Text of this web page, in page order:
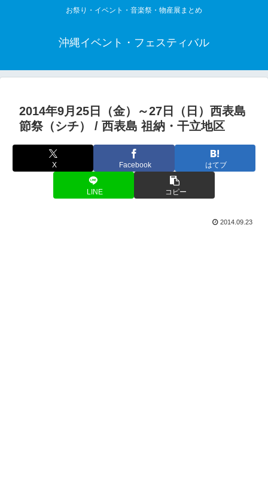
お祭り・イベント・音楽祭・物産展まとめ
沖縄イベント・フェスティバル
2014年9月25日（金）～27日（日）西表島
節祭（シチ） / 西表島 祖納・干立地区
X Facebook はてブ
LINE コピー
2014.09.23